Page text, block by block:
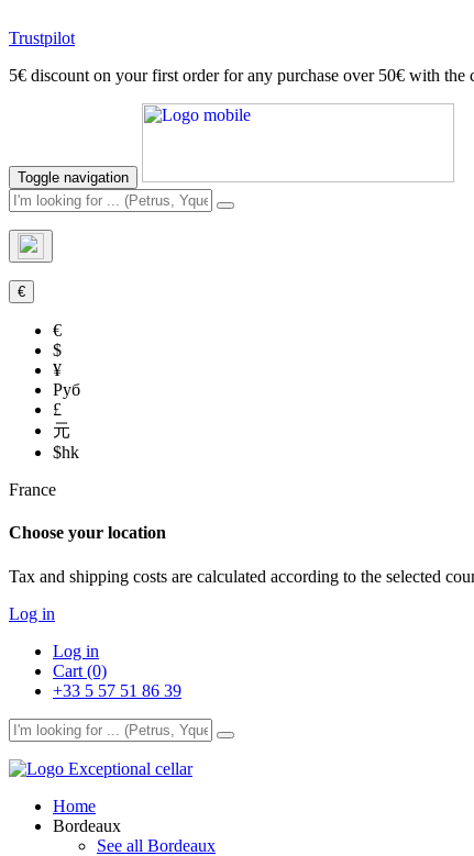
Trustpilot
5€ discount on your first order for any purchase over 50€ with
Toggle navigation
€
€
$
¥
Руб
£
元
$hk
France
Choose your location
Tax and shipping costs are calculated according to the selected
Log in
Log in
Cart (0)
+33 5 57 51 86 39
Exceptional cellar
Home
Bordeaux
See all Bordeaux